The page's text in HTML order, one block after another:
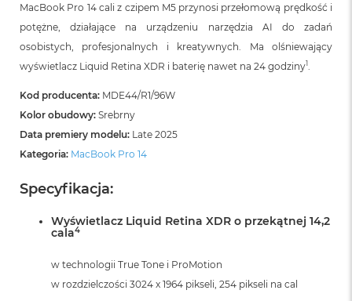
MacBook Pro 14 cali z czipem M5 przynosi przełomową prędkość i
potężne, działające na urządzeniu narzędzia AI do zadań
osobistych, profesjonalnych i kreatywnych. Ma olśniewający
wyświetlacz Liquid Retina XDR i baterię nawet na 24 godziny1
Kod producenta: MDE44/R1/96W
Kolor obudowy: Srebrny
Data premiery modelu: Late 2025
Kategoria: MacBook Pro 14
Specyfikacja:
Wyświetlacz Liquid Retina XDR o przekątnej 14,2
cala4
w technologii True Tone i ProMotion
w rozdzielczości 3024 x 1964 pikseli, 254 pikseli na cal